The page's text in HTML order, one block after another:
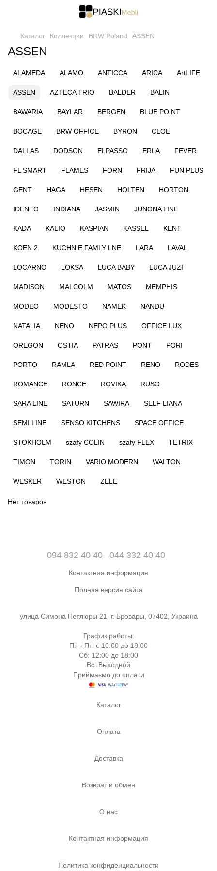
Каталог Коллекции BRW Poland ASSEN
ASSEN
ALAMEDA ALAMO ANTICCA ARICA ArtLIFE
ASSEN AZTECA TRIO BALDER BALIN
BAWARIA BAYLAR BERGEN BLUE POINT
BOCAGE BRW OFFICE BYRON CLOE
DALLAS DODSON ELPASSO ERLA FEVER
FL SMART FLAMES FORN FRIJA FUN PLUS
GENT HAGA HESEN HOLTEN HORTON
IDENTO INDIANA JASMIN JUNONA LINE
KADA KALIO KASPIAN KASSEL KENT
KOEN 2 KUCHNIE FAMLY LNE LARA LAVAL
LOCARNO LOKSA LUCA BABY LUCA JUZI
MADISON MALCOLM MATOS MEMPHIS
MODEO MODESTO NAMEK NANDU
NATALIA NENO NEPO PLUS OFFICE LUX
OREGON OSTIA PATRAS PONT PORI
PORTO RAMLA RED POINT RENO RODES
ROMANCE RONCE ROVIKA RUSO
SARA LINE SATURN SAWIRA SELF LIANA
SEMI LINE SENSO KITCHENS SPACE OFFICE
STOKHOLM szafy COLIN szafy FLEX TETRIX
TIMON TORIN VARIO MODERN WALTON
WESKER WESTON ZELE
Нет товаров
094 832 40 40 044 332 40 40
Контактная информация
Полная версия сайта
улица Симона Петлюры 21, г. Бровары, 07402, Украина
График работы:
Пн - Пт: с 10:00 до 18:00
Сб: 12:00 до 18:00
Вс: Выходной
Приймаємо до оплати
Каталог
Оплата
Доставка
Возврат и обмен
О нас
Контактная информация
Политика конфиденциальности